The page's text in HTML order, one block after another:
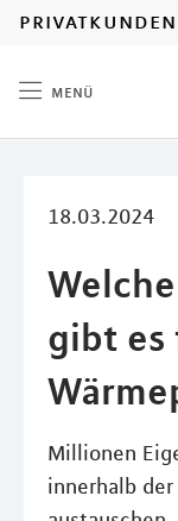
privatkunden
menü
18.03.2024
gibt es
Millionen
innerhalb